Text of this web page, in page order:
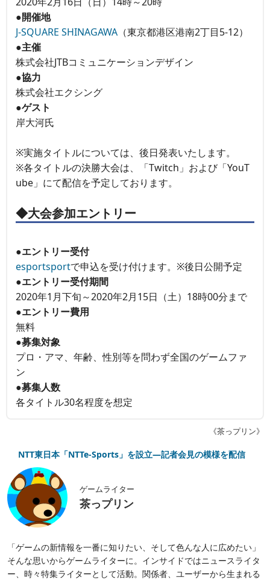
●開催地
J-SQUARE SHINAGAWA （東京都港区港南2丁目5-12）
●主催
株式会社JTBコミュニケーションデザイン
●協力
株式会社エクシング
●ゲスト
岸大河氏
※実施タイトルについては、後日発表いたします。
※各タイトルの決勝大会は、「Twitch」および「YouT
ube」にて配信を予定しております。
◆大会参加エントリー
●エントリー受付
esportsportで申込を受け付けます。※後日公開予定
●エントリー受付期間
2020年1月下旬～2020年2月15日（土）18時00分まで
●エントリー費用
無料
●募集対象
プロ・アマ、年齢、性別等を問わず全国のゲームファ
ン
●募集人数
各タイトル30名程度を想定
《茶っプリン》
NTT東日本「NTTe-Sports」を設立―記者会見の模様を配信
ゲームライター
茶っプリン
「ゲームの新情報を一番に知りたい、そして色んな人に広めたい」
そんな思いからゲームライターに。インサイドではニュースライタ
ー、時々特集ライターとして活動。関係者、ユーザーから生まれる